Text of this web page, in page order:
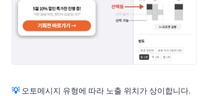
💡 오토메시지 유형에 따라 노출 위치가 상이합니다.